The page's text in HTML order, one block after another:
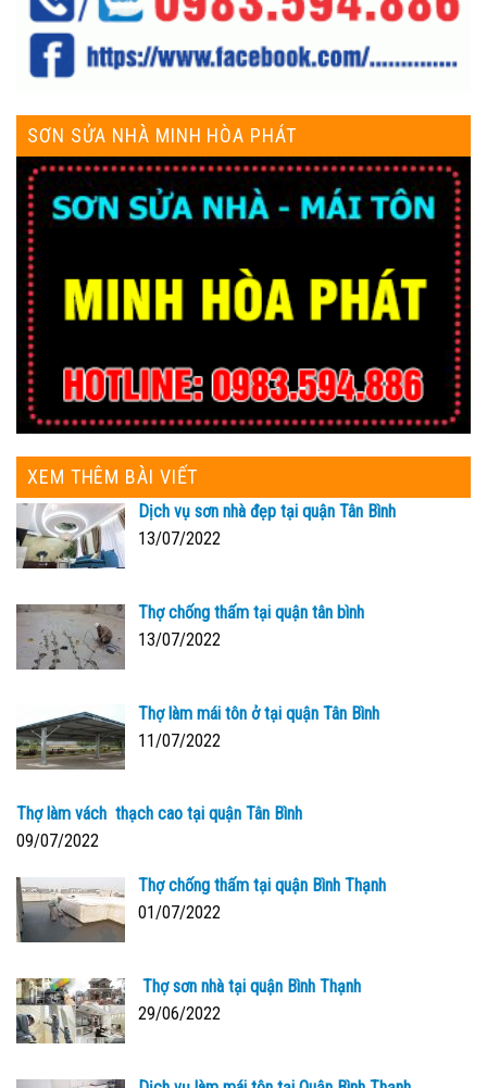
SƠN SỬA NHÀ MINH HÒA PHÁT
XEM THÊM BÀI VIẾT
Dịch vụ sơn nhà đẹp tại quận Tân Bình
13/07/2022
Thợ chống thấm tại quận tân bình
13/07/2022
Thợ làm mái tôn ở tại quận Tân Bình
11/07/2022
Thợ làm vách thạch cao tại quận Tân Bình
09/07/2022
Thợ chống thấm tại quận Bình Thạnh
01/07/2022
Thợ sơn nhà tại quận Bình Thạnh
29/06/2022